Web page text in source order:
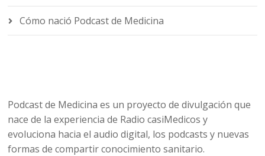
Cómo nació Podcast de Medicina
Podcast de Medicina es un proyecto de divulgación que
nace de la experiencia de Radio casiMedicos y
evoluciona hacia el audio digital, los podcasts y nuevas
formas de compartir conocimiento sanitario.